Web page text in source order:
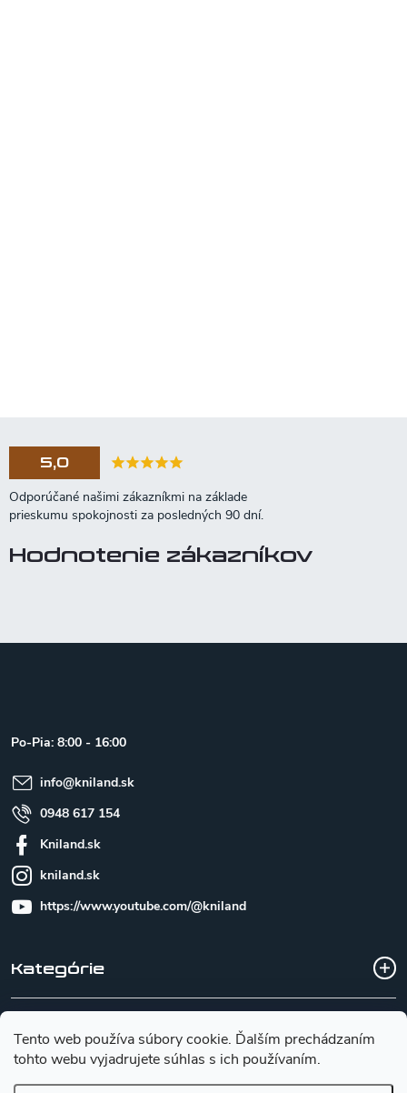
Tento web používa súbory cookie. Ďalším prechádzaním
tohto webu vyjadrujete súhlas s ich používaním.
5,0
Hodnotenie zákazníkov
Po-Pia: 8:00 - 16:00
info@kniland.sk
0948 617 154
Kniland.sk
kniland.sk
https://www.youtube.com/@kniland
Kategórie
Základné informácie pre výber noža